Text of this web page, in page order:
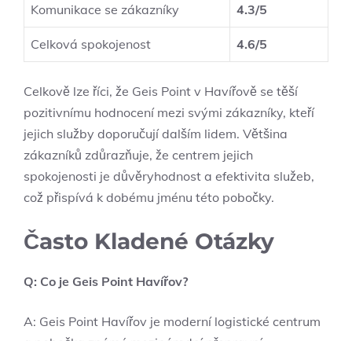
Komunikace se zákazníky 4.3/5
Celková spokojenost 4.6/5
Celkově lze říci, že Geis Point v Havířově se těší
pozitivnímu hodnocení mezi svými zákazníky, kteří
jejich služby doporučují dalším lidem. Většina
zákazníků zdůrazňuje, že centrem jejich
spokojenosti je důvěryhodnost a efektivita služeb,
což přispívá k dobému jménu této pobočky.
Často Kladené Otázky
Q: Co je Geis Point Havířov?
A: Geis Point Havířov je moderní logistické centrum